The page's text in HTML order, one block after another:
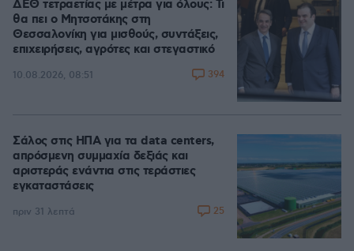
ΔΕΘ τετραετίας με μέτρα για όλους: Τι
θα πει ο Μητσοτάκης στη
Θεσσαλονίκη για μισθούς, συντάξεις,
επιχειρήσεις, αγρότες και στεγαστικό
10.08.2026, 08:51 394
Σάλος στις ΗΠΑ για τα data centers,
απρόσμενη συμμαχία δεξιάς και
αριστεράς ενάντια στις τεράστιες
εγκαταστάσεις
πριν 31 λεπτά 25